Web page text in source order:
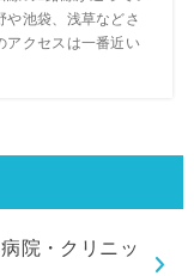
や池袋、浅草などさ
アクセスは一番近い
院・クリニッ